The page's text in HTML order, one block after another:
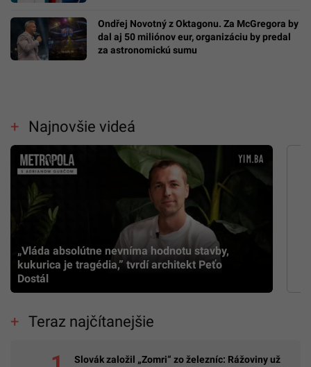
Ondřej Novotný z Oktagonu. Za McGregora by
dal aj 50 miliónov eur, organizáciu by predal
za astronomickú sumu
Najnovšie videá
„Vláda absolútne nevníma hodnotu stavby,
kukurica je tragédia,” tvrdí architekt Peťo
Dostál
Teraz najčítanejšie
Slovák založil „Zomri“ zo železníc: Rážoviny už